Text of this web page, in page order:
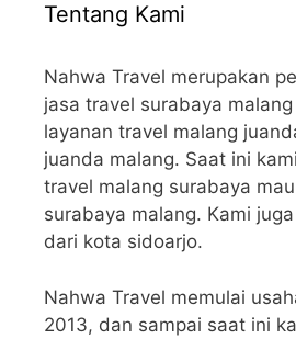
Tentang Kami
Nahwa Travel merupakan
jasa travel surabaya
layanan travel malang
juanda malang. Saat ini
travel malang surabaya
surabaya malang. Kami
dari kota sidoarjo.
Nahwa Travel memulai
2013, dan sampai saat ini